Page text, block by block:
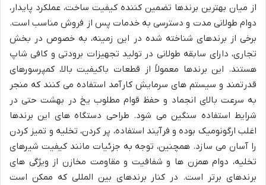
از میان بهترین برندها تضمین کننده کیفیت ساخت، عملکرد پایدار،
دوام طولانی مدت و دسترسی به خدمات پس از فروش مناسب است.
برخی از برندهای شناخته شده در این زمینه، به خصوص در بخش
تجاری، دارای سابقه طولانی در تولید تجهیزات برودتی و کافی شاپ
هستند. این برندها معمولاً از قطعات باکیفیت بالا، کمپرسورهای
قدرتمند و سیستم های سرمایش کارآمد استفاده می کنند که منجر
به سرعت بالای انجماد و حفظ قوام مطلوب یخ در بهشت حتی در
شرایط استفاده سنگین می شود. طراحی دستگاه های این برندها
اغلب ارگونومیک بوده و فرآیند استفاده، پر کردن، تخلیه و تمیز کردن
را آسان می سازد. همچنین، توجه به جزئیات مانند کیفیت شیرهای
تخلیه، دوام همزن ها و شفافیت و مقاومت مخازن از ویژگی های
برندهای برتر است. در کنار برندهای بین المللی که ممکن است